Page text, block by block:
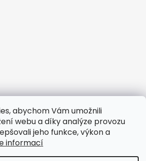
abychom Vám umožnili
webu a díky analýze provozu
jeho funkce, výkon a
informací
osobních údajů